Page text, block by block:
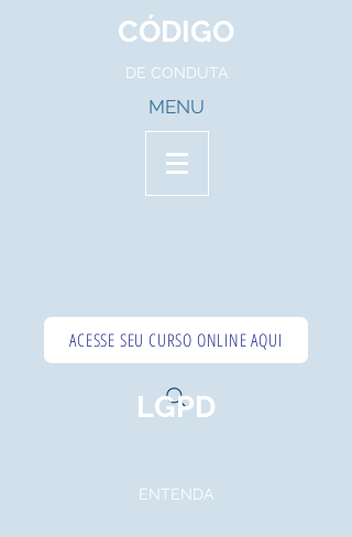
CÓDIGO
DE CONDUTA
MENU
ACESSE SEU CURSO ONLINE AQUI
LGPD
ENTENDA